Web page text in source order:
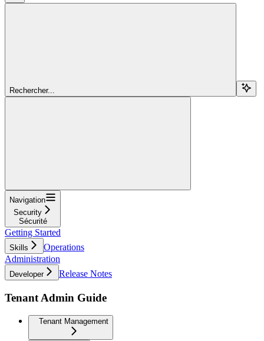
Rechercher...
Navigation
Security
Sécurité
Getting Started
Skills
Operations
Administration
Developer Release Notes
Tenant Admin Guide
Tenant Management